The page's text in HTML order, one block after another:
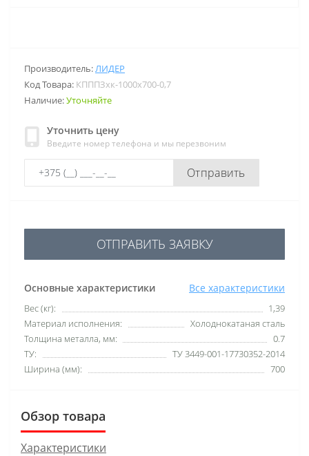
Производитель:ЛИДЕР
Код Товара: КПППЗхк-1000х700-0,7
Наличие:Уточняйте
Уточнить цену
Введите номер телефона и мы перезвоним
Отправить
Основные характеристики Все характеристики
Вес (кг):
1,39
Материал исполнения:
Холоднокатаная сталь
Толщина металла, мм:
0.7
ТУ:
ТУ 3449-001-17730352-2014
Ширина (мм):
700
ОТПРАВИТЬ ЗАЯВКУ
Обзор товара
Характеристики